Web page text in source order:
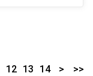
12 13 14 > >>